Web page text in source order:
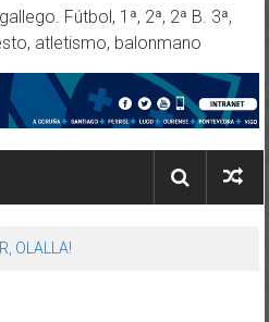
Fútbol, 1ª, 2ª, 2ª B. 3ª,
atletismo, balonmano
OLALLA!